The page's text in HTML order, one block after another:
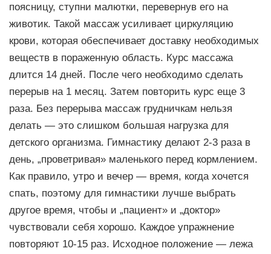
поясницу, ступни малютки, перевернув его на
животик. Такой массаж усиливает циркуляцию
крови, которая обеспечивает доставку необходимых
веществ в пораженную область. Курс массажа
длится 14 дней. После чего необходимо сделать
перерыв на 1 месяц. Затем повторить курс еще 3
раза. Без перерыва массаж грудничкам нельзя
делать — это слишком большая нагрузка для
детского организма. Гимнастику делают 2-3 раза в
день, „проветривая» маленького перед кормлением.
Как правило, утро и вечер — время, когда хочется
спать, поэтому для гимнастики лучше выбрать
другое время, чтобы и „пациент» и „доктор»
чувствовали себя хорошо. Каждое упражнение
повторяют 10-15 раз. Исходное положение — лежа